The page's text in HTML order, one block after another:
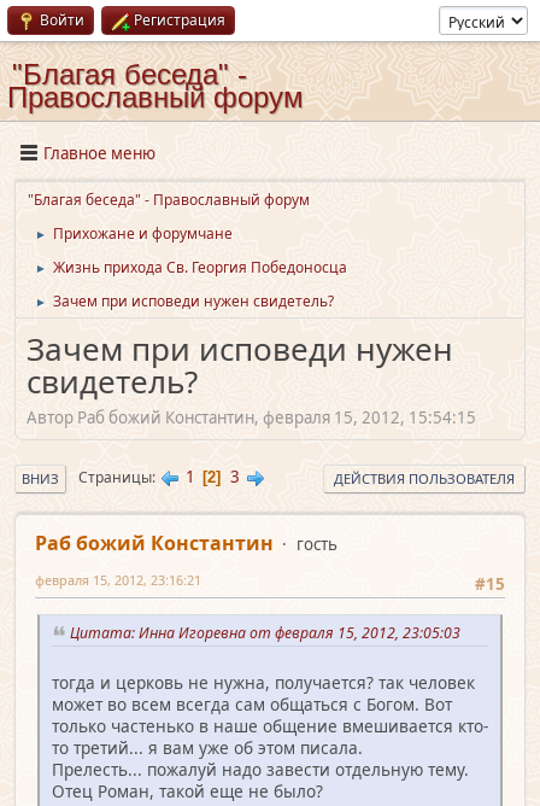
Войти Регистрация
"Благая беседа" -
Православный форум
Главное меню
"Благая беседа" - Православный форум
► Прихожане и форумчане
► Жизнь прихода Св. Георгия Победоносца
► Зачем при исповеди нужен свидетель?
Зачем при исповеди нужен
свидетель?
Автор Раб божий Константин, февраля 15, 2012, 15:54:15
ВНИЗ Страницы 1 2 3 ДЕЙСТВИЯ ПОЛЬЗОВАТЕЛЯ
Раб божий Константин
гость
#15
февраля 15, 2012, 23:16:21
Цитата: Инна Игоревна от февраля 15, 2012, 23:05:03
тогда и церковь не нужна, получается? так человек
может во всем всегда сам общаться с Богом. Вот
только частенько в наше общение вмешивается кто-
то третий... я вам уже об этом писала.
Прелесть... пожалуй надо завести отдельную тему.
Отец Роман, такой еще не было?